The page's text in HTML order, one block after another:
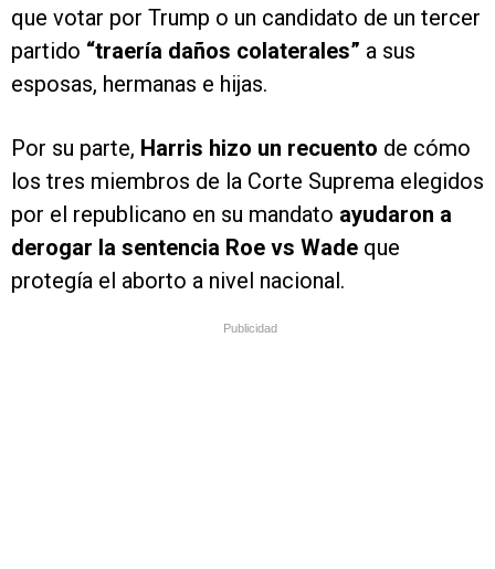
que votar por Trump o un candidato de un tercer
partido “traería daños colaterales” a sus
esposas, hermanas e hijas.
Por su parte, Harris hizo un recuento de cómo
los tres miembros de la Corte Suprema elegidos
por el republicano en su mandato ayudaron a
derogar la sentencia Roe vs Wade que
protegía el aborto a nivel nacional.
Publicidad